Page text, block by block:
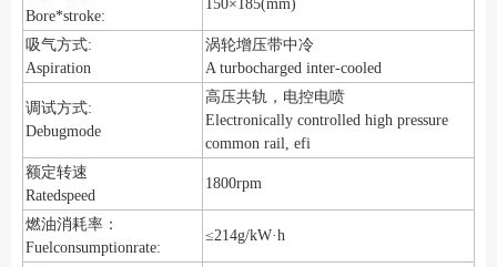
Bore*stroke:
150×185(mm)
吸气方式:
Aspiration
涡轮增压带中冷
A turbocharged inter-cooled
调试方式:
Debugmode
高压共轨，电控电喷
Electronically controlled high pressure
common rail, efi
额定转速
Ratedspeed
1800rpm
燃油消耗率：
Fuelconsumptionrate:
≤214g/kW·h